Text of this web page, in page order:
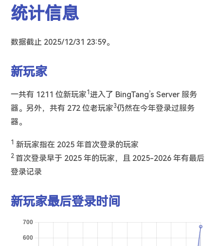
统计信息
数据截止 2025/12/31 23:59。
新玩家
一共有 1211 位新玩家1进入了 BingTang’s Server 服务
器。另外，共有 272 位老玩家3仍然在今年登录过服务
器。
1 新玩家指在 2025 年首次登录的玩家
2首次登录早于 2025 年的玩家，且 2025-2026 年有最后
登录记录
新玩家最后登录时间